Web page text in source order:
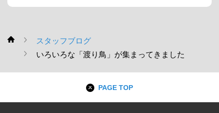
WWF
スタッフブログ
いろいろな「渡り鳥」が集まってきました
PAGE TOP